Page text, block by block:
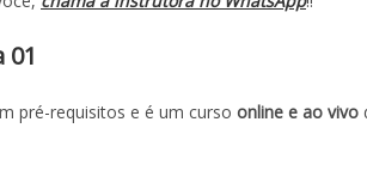
01
pré-requisitos e é um curso online e ao vivo